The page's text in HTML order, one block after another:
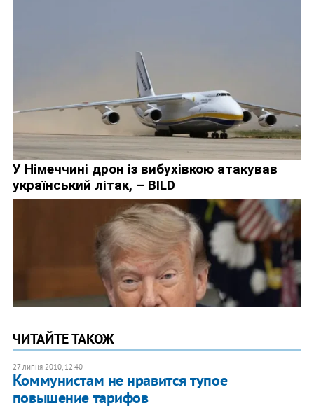
ЧИТАЙТЕ ТАКОЖ
27 липня 2010, 12:40
Коммунистам не нравится тупое
повышение тарифов